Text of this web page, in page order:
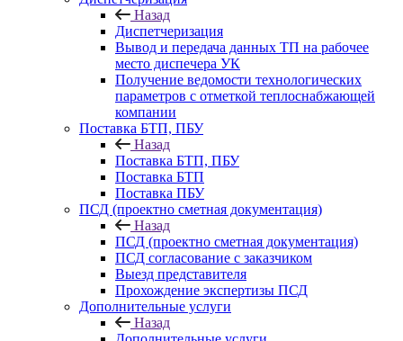
Назад
Диспетчеризация
Вывод и передача данных ТП на рабочее
место диспечера УК
Получение ведомости технологических
параметров с отметкой теплоснабжающей
компании
Поставка БТП, ПБУ
Назад
Поставка БТП, ПБУ
Поставка БТП
Поставка ПБУ
ПСД (проектно сметная документация)
Назад
ПСД (проектно сметная документация)
ПСД согласование с заказчиком
Выезд представителя
Прохождение экспертизы ПСД
Дополнительные услуги
Назад